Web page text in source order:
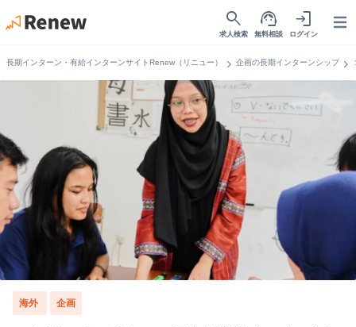
search
求人検索
support_agent
無料相談
login
ログイン
長期インターン・有給インターンサイトRenew（リニュー） chevron_right 企画の長期インターンシップchevron_right
海外 企画